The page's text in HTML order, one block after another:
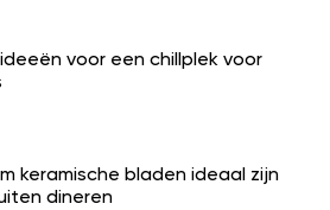
voor een chillplek voor
keramische bladen ideaal zijn
dineren